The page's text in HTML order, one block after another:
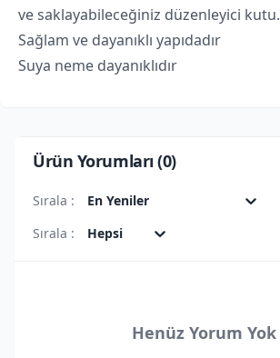
ve saklayabileceğiniz düzenleyici kutu.
Sağlam ve dayanıklı yapıdadır
Suya neme dayanıklıdır
Ürün Yorumları (0)
Sırala :
En Yeniler
Sırala :
Hepsi
Henüz Yorum Yok